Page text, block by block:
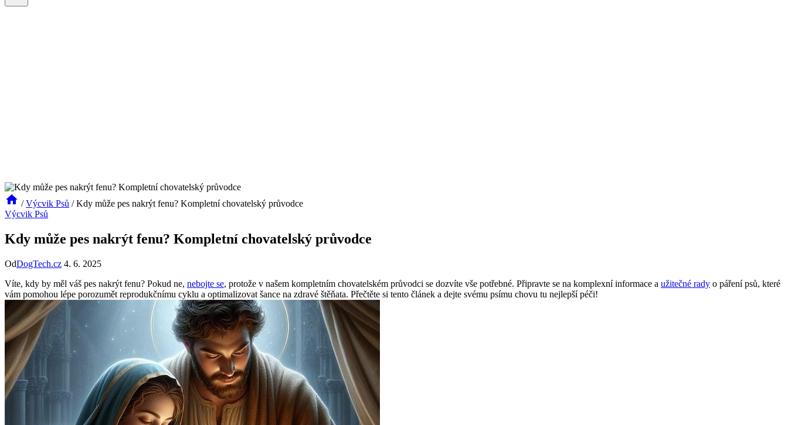
/ Výcvik Psů / Kdy může pes nakrýt fenu? Kompletní chovatelský průvodce
Výcvik Psů
Kdy může pes nakrýt fenu? Kompletní chovatelský průvodce
OdDogTech.cz 4. 6. 2025
Víte, kdy by měl váš pes nakrýt fenu? Pokud ne, nebojte se, protože v našem kompletním chovatelském průvodci se dozvíte vše potřebné. Připravte se na komplexní informace a užitečné rady o páření psů, které
vám pomohou lépe porozumět reprodukčnímu cyklu a optimalizovat šance na zdravé štěňata. Přečtěte si tento článek a dejte svému psímu chovu tu nejlepší péči!